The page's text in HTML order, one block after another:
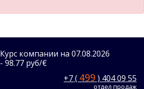
Курс компании на 07.08.2026
- 98.77 руб/€
+7 ( 499 ) 404 09 55
отдел продаж